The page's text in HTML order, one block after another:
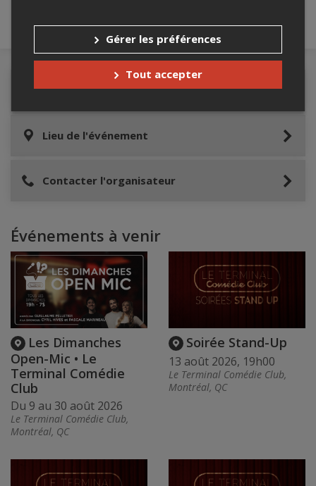
Détails de l'événement
Lieu de l'événement
Contacter l'organisateur
Événements à venir
Les Dimanches
Open-Mic • Le
Terminal Comédie
Club
Du 9 au 30 août 2026
Le Terminal Comédie Club,
Montréal, QC
Soirée Stand-Up
13 août 2026, 19h00
Le Terminal Comédie Club,
Montréal, QC
Gérer les préférences
Tout accepter